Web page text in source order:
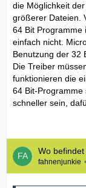
die Möglichkeit
größerer Dateien.
64 Bit Programme
einfach nicht.
Benutzung der 32
Die Treiber
funktionieren die
64 Bit-Programme
schneller sein,
Wo
fahnenjunkie